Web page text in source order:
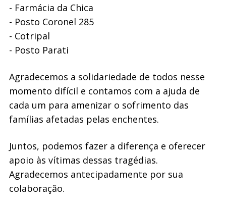
- Farmácia da Chica
- Posto Coronel 285
- Cotripal
- Posto Parati
Agradecemos a solidariedade de todos nesse
momento difícil e contamos com a ajuda de
cada um para amenizar o sofrimento das
famílias afetadas pelas enchentes.
Juntos, podemos fazer a diferença e oferecer
apoio às vítimas dessas tragédias.
Agradecemos antecipadamente por sua
colaboração.